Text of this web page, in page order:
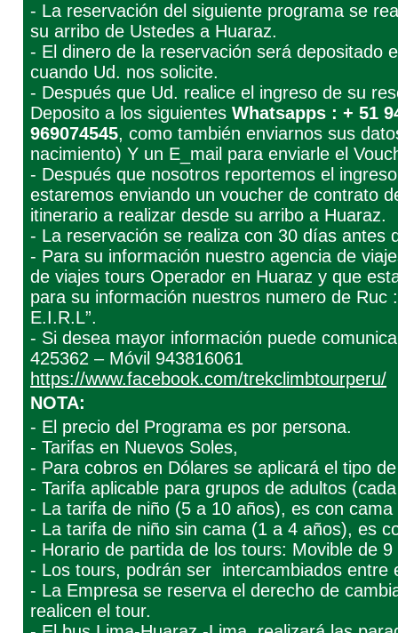
- La reservación del siguiente programa se
su arribo de Ustedes a Huaraz.
- El dinero de la reservación será depositado
cuando Ud. nos solicite.
- Después que Ud. realice el ingreso de su
Deposito a los siguientes Whatsapps : + 51
969074545, como también enviarnos sus
nacimiento) Y un E_mail para enviarle el
- Después que nosotros reportemos el
estaremos enviando un voucher de contrato
itinerario a realizar desde su arribo a Huaraz.
- La reservación se realiza con 30 días antes
- Para su información nuestro agencia de
de viajes tours Operador en Huaraz y que
para su información nuestros numero de
E.I.R.L”.
- Si desea mayor información puede
425362 – Móvil 943816061
https://www.facebook.com/trekclimbtourperu/
NOTA:
- El precio del Programa es por persona.
- Tarifas en Nuevos Soles,
- Para cobros en Dólares se aplicará el tipo
- Tarifa aplicable para grupos de adultos
- La tarifa de niño (5 a 10 años), es con cama
- La tarifa de niño sin cama (1 a 4 años), es
- Horario de partida de los tours: Movible de
- Los tours, podrán ser intercambiados
- La Empresa se reserva el derecho de
realicen el tour.